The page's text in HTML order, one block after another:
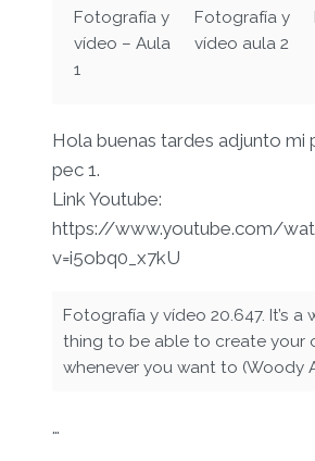
Fotografía y
vídeo – Aula
1
Fotografía y
vídeo aula 2
Hola buenas tardes adjunto mi
pec 1.
Link Youtube:
https://www.youtube.com/
v=i5obq0_x7kU
Fotografía y vídeo 20.647. It’s a
thing to be able to create your
whenever you want to (Woody
…